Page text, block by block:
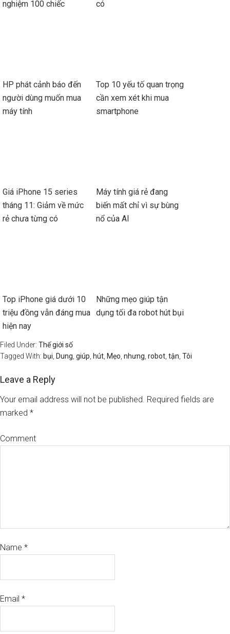
nghiệm 100 chiếc có
HP phát cảnh báo đến
người dùng muốn mua
máy tính
Top 10 yếu tố quan trọng
cần xem xét khi mua
smartphone
Giá iPhone 15 series
tháng 11: Giảm về mức
rẻ chưa từng có
Máy tính giá rẻ đang
biến mất chỉ vì sự bùng
nổ của AI
Top iPhone giá dưới 10
triệu đồng vẫn đáng mua
hiện nay
Những mẹo giúp tận
dụng tối đa robot hút bụi
Filed Under: Thế giới số
Tagged With: bụi Dung giúp hút Mẹo nhưng robot tận Tôi
Leave a Reply
Your email address will not be published. Required fields are
marked *
Comment
Name *
Email *